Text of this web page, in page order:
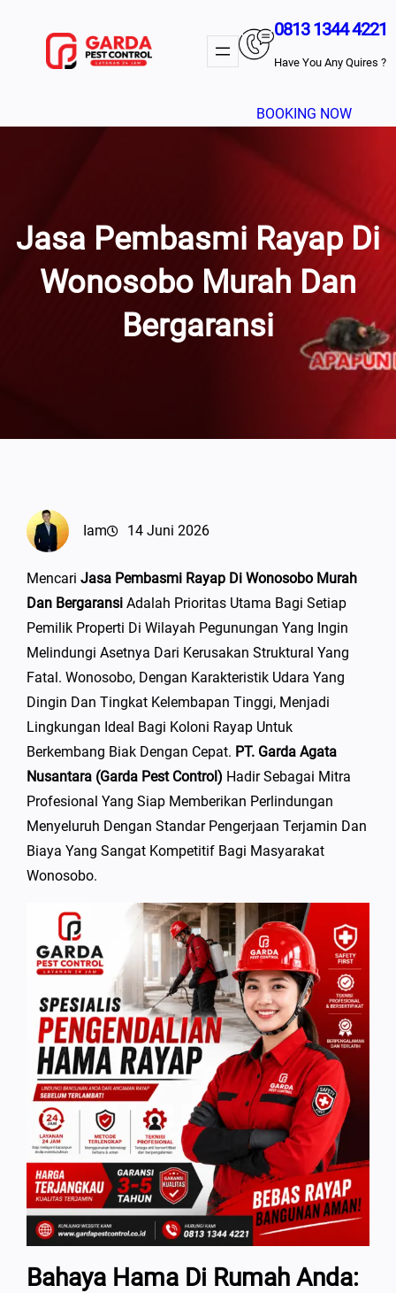
0813 1344 4221
Have You Any Quires ?
BOOKING NOW
Jasa Pembasmi Rayap Di
Wonosobo Murah Dan
Bergaransi
Iam 14 Juni 2026
Mencari Jasa Pembasmi Rayap Di Wonosobo Murah
Dan Bergaransi Adalah Prioritas Utama Bagi Setiap
Pemilik Properti Di Wilayah Pegunungan Yang Ingin
Melindungi Asetnya Dari Kerusakan Struktural Yang
Fatal. Wonosobo, Dengan Karakteristik Udara Yang
Dingin Dan Tingkat Kelembapan Tinggi, Menjadi
Lingkungan Ideal Bagi Koloni Rayap Untuk
Berkembang Biak Dengan Cepat. PT. Garda Agata
Nusantara (Garda Pest Control) Hadir Sebagai Mitra
Profesional Yang Siap Memberikan Perlindungan
Menyeluruh Dengan Standar Pengerjaan Terjamin Dan
Biaya Yang Sangat Kompetitif Bagi Masyarakat
Wonosobo.
Bahaya Hama Di Rumah Anda: